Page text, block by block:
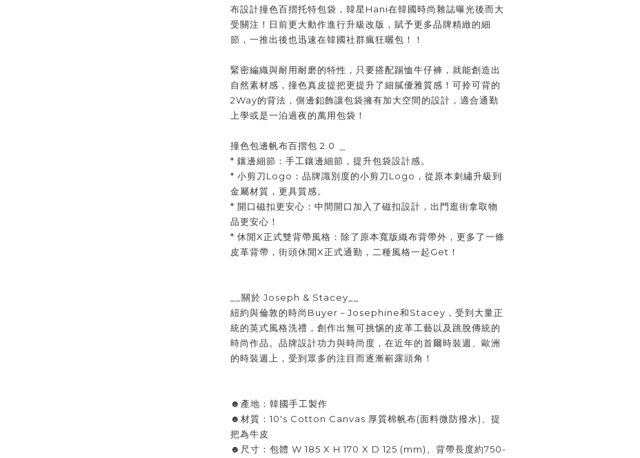
布設計撞色百摺托特包袋，韓星Hani在韓國時尚雜誌曝光後而大
受關注！日前更大動作進行升級改版，賦予更多品牌精緻的細
節，一推出後也迅速在韓國社群瘋狂曬包！！
緊密編織與耐用耐磨的特性，只要搭配踢恤牛仔褲，就能創造出
自然素材感，撞色真皮提把更提升了細膩優雅質感！可拎可背的
2Way的背法，側邊釦飾讓包袋擁有加大空間的設計，適合通勤
上學或是一泊過夜的萬用包袋！
撞色包邊帆布百摺包 2.0 ＿
* 鑲邊細節：手工鑲邊細節，提升包袋設計感。
* 小剪刀Logo：品牌識別度的小剪刀Logo，從原本刺繡升級到
金屬材質，更具質感。
* 開口磁扣更安心：中間開口加入了磁扣設計，出門逛街拿取物
品更安心！
* 休閒X正式雙背帶風格：除了原本寬版織布背帶外，更多了一條
皮革背帶，街頭休閒X正式通勤，二種風格一起Get！
__關於 Joseph & Stacey__
紐約與倫敦的時尚Buyer－Josephine和Stacey，受到大量正
統的英式風格洗禮，創作出無可挑惕的皮革工藝以及跳脫傳統的
時尚作品。品牌設計功力與時尚度，在近年的首爾時裝週、歐洲
的時裝週上，受到眾多的注目而逐漸嶄露頭角！
☻產地：韓國手工製作
☻材質：10's Cotton Canvas 厚質棉帆布(面料微防撥水)、提
把為牛皮
☻尺寸：包體 W 185 X H 170 X D 125 (mm)、背帶長度約750-